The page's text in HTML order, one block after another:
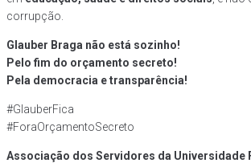
corrupção.
Glauber Braga não está sozinho!
Pelo fim do orçamento secreto!
Pela democracia e transparência!
#GlauberFica
#ForaOrçamentoSecreto
Associação dos Servidores da Universidade